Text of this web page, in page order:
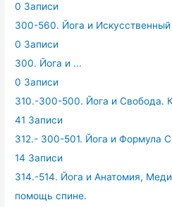
0 Записи
300-560. Йога и
0 Записи
300. Йога и ...
0 Записи
310.-300-500. Йога и Свобода.
41 Записи
312.- 300-501. Йога и Формула
14 Записи
314.-514. Йога и Анатомия,
помощь спине.